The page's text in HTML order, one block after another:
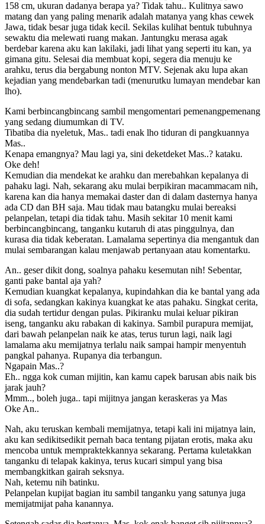
158 cm, ukuran dadanya berapa ya? Tidak tahu.. Kulitnya sawo
matang dan yang paling menarik adalah matanya yang khas cewek
Jawa, tidak besar juga tidak kecil. Sekilas kulihat bentuk tubuhnya
sewaktu dia melewati ruang makan. Jantungku merasa agak
berdebar karena aku kan lakilaki, jadi lihat yang seperti itu kan, ya
gimana gitu. Selesai dia membuat kopi, segera dia menuju ke
arahku, terus dia bergabung nonton MTV. Sejenak aku lupa akan
kejadian yang mendebarkan tadi (menurutku lumayan mendebar kan
lho).
Kami berbincangbincang sambil mengomentari pemenangpemenang
yang sedang diumumkan di TV.
Tibatiba dia nyeletuk, Mas.. tadi enak lho tiduran di pangkuannya
Mas..
Kenapa emangnya? Mau lagi ya, sini deketdeket Mas..? kataku.
Oke deh!
Kemudian dia mendekat ke arahku dan merebahkan kepalanya di
pahaku lagi. Nah, sekarang aku mulai berpikiran macammacam nih,
karena kan dia hanya memakai daster dan di dalam dasternya hanya
ada CD dan BH saja. Mau tidak mau batangku mulai bereaksi
pelanpelan, tetapi dia tidak tahu. Masih sekitar 10 menit kami
berbincangbincang, tanganku kutaruh di atas pinggulnya, dan
kurasa dia tidak keberatan. Lamalama sepertinya dia mengantuk dan
mulai sembarangan kalau menjawab pertanyaan atau komentarku.
An.. geser dikit dong, soalnya pahaku kesemutan nih! Sebentar,
ganti pake bantal aja yah?
Kemudian kuangkat kepalanya, kupindahkan dia ke bantal yang ada
di sofa, sedangkan kakinya kuangkat ke atas pahaku. Singkat cerita,
dia sudah tertidur dengan pulas. Pikiranku mulai keluar pikiran
iseng, tanganku aku rabakan di kakinya. Sambil purapura memijat,
dari bawah pelanpelan naik ke atas, terus turun lagi, naik lagi
lamalama aku memijatnya terlalu naik sampai hampir menyentuh
pangkal pahanya. Rupanya dia terbangun.
Ngapain Mas..?
Eh.. ngga kok cuman mijitin, kan kamu capek barusan abis naik bis
jarak jauh?
Mmm.., boleh juga.. tapi mijitnya jangan keraskeras ya Mas
Oke An..
Nah, aku teruskan kembali memijatnya, tetapi kali ini mijatnya lain,
aku kan sedikitsedikit pernah baca tentang pijatan erotis, maka aku
mencoba untuk mempraktekkannya sekarang. Pertama kuletakkan
tanganku di telapak kakinya, terus kucari simpul yang bisa
membangkitkan gairah seksnya.
Nah, ketemu nih batinku.
Pelanpelan kupijat bagian itu sambil tanganku yang satunya juga
memijatmijat paha kanannya.